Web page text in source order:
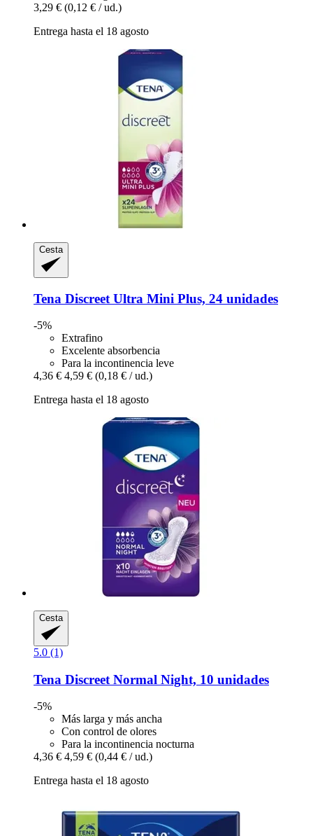
3,29 € (0,12 € / ud.)
Entrega hasta el 18 agosto
Cesta
Tena Discreet Ultra Mini Plus, 24 unidades
-5%
Extrafino
Excelente absorbencia
Para la incontinencia leve
4,36 € 4,59 € (0,18 € / ud.)
Entrega hasta el 18 agosto
Cesta
5.0 (1)
Tena Discreet Normal Night, 10 unidades
-5%
Más larga y más ancha
Con control de olores
Para la incontinencia nocturna
4,36 € 4,59 € (0,44 € / ud.)
Entrega hasta el 18 agosto